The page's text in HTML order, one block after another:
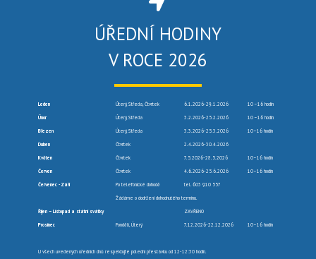
ÚŘEDNÍ HODINY
V ROCE 2026
Leden Úterý, Středa, Čtvrtek 6.1.2026-29.1.2026 10 –16 hodin
Únor Úterý, Středa 3.2.2026-25.2.2026 10 –16 hodin
Březen Úterý, Středa 3.3.2026-25.3.2026 10–16 hodin
Duben Čtvrtek 2.4.2026-30.4.2026
Květen Čtvrtek 7.5.2026-28.5.2026 10–16 hodin
Červen Čtvrtek 4.6.2026-25.6.2026 10–16 hodin
Červenec -Září Po telefonické dohodě tel. 603 910 557
Žádáme o dodržení dohodnutého termínu.
Říjen – Listopad a státní svátky ZAVŘENO
Prosinec Pondělí, Úterý 7.12.2026-22.12.2026 10–16 hodin
U všech uvedených úředních dnů respektujte polední přestávku od 12-12:30 hodin.